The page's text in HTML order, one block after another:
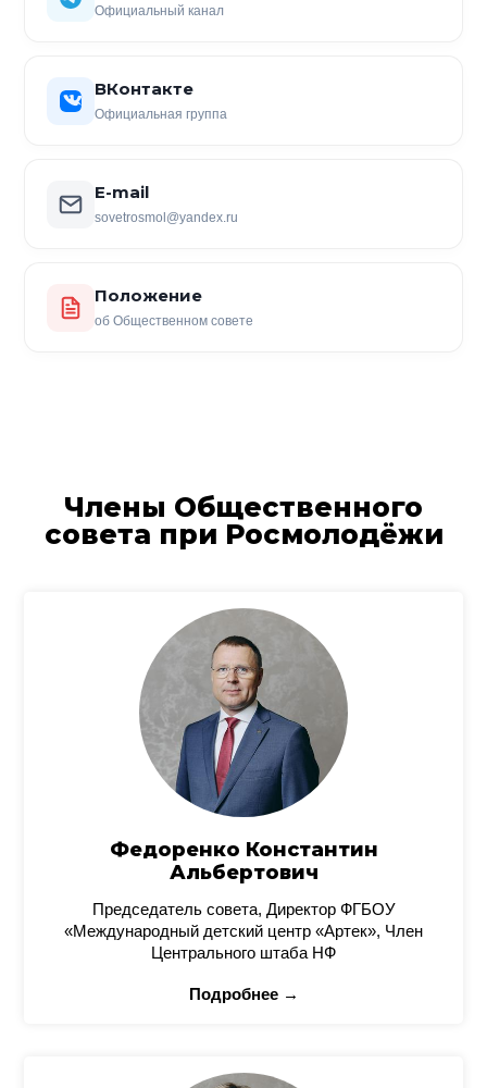
Официальный канал
ВКонтакте
Официальная группа
E-mail
sovetrosmol@yandex.ru
Положение
об Общественном совете
Члены Общественного
совета при Росмолодёжи
Федоренко Константин
Альбертович
Председатель совета, Директор ФГБОУ
«Международный детский центр «Артек», Член
Центрального штаба НФ
Подробнее →